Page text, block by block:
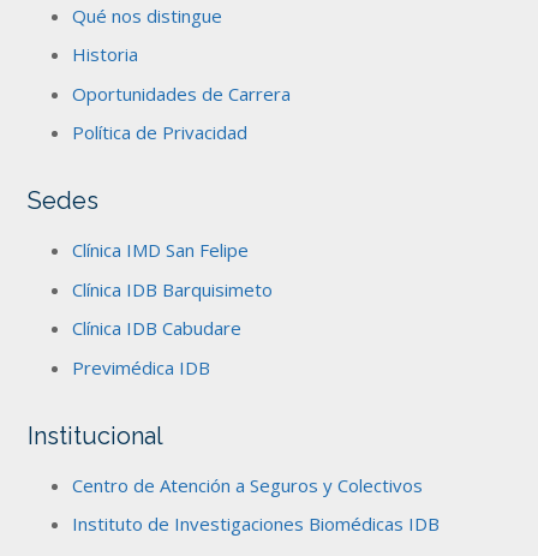
Qué nos distingue
Historia
Oportunidades de Carrera
Política de Privacidad
Sedes
Clínica IMD San Felipe
Clínica IDB Barquisimeto
Clínica IDB Cabudare
Previmédica IDB
Institucional
Centro de Atención a Seguros y Colectivos
Instituto de Investigaciones Biomédicas IDB